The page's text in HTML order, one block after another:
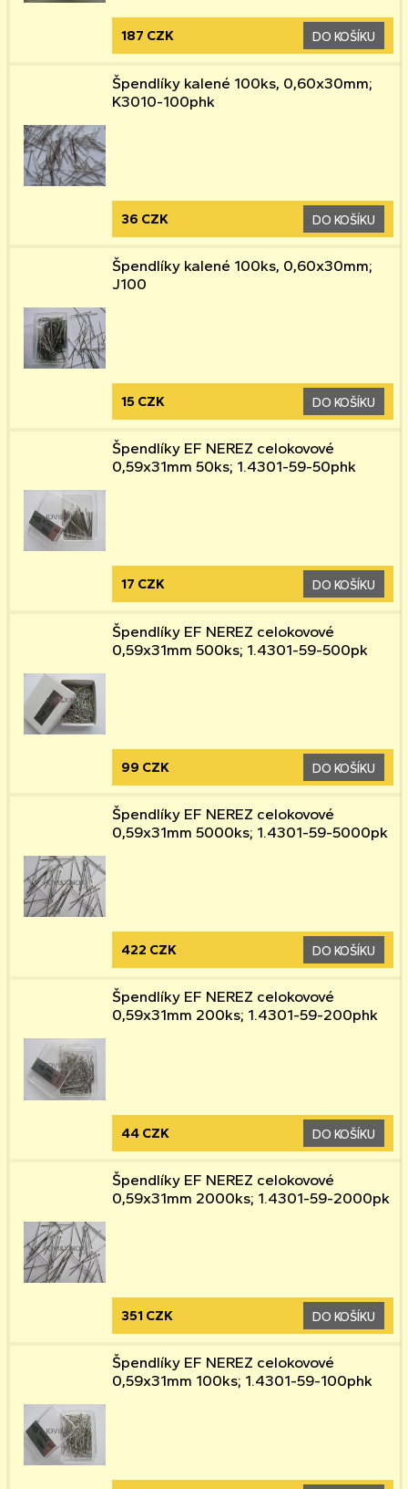
187 CZK DO KOŠÍKU
Špendlíky kalené 100ks, 0,60x30mm;
K3010-100phk
36 CZK DO KOŠÍKU
Špendlíky kalené 100ks, 0,60x30mm;
J100
15 CZK DO KOŠÍKU
Špendlíky EF NEREZ celokovové
0,59x31mm 50ks; 1.4301-59-50phk
17 CZK DO KOŠÍKU
Špendlíky EF NEREZ celokovové
0,59x31mm 500ks; 1.4301-59-500pk
99 CZK DO KOŠÍKU
Špendlíky EF NEREZ celokovové
0,59x31mm 5000ks; 1.4301-59-5000pk
422 CZK DO KOŠÍKU
Špendlíky EF NEREZ celokovové
0,59x31mm 200ks; 1.4301-59-200phk
44 CZK DO KOŠÍKU
Špendlíky EF NEREZ celokovové
0,59x31mm 2000ks; 1.4301-59-2000pk
351 CZK DO KOŠÍKU
Špendlíky EF NEREZ celokovové
0,59x31mm 100ks; 1.4301-59-100phk